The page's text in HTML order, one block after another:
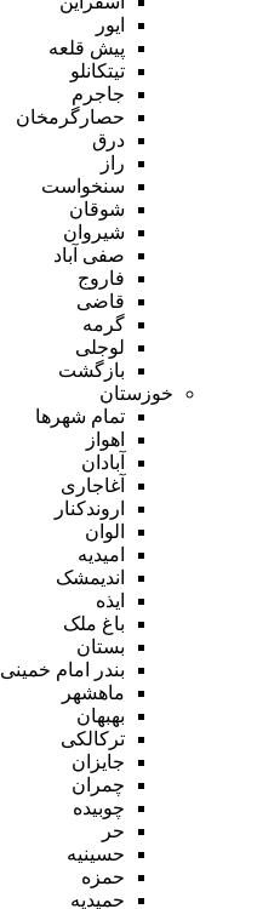
ایور
پیش قلعه
تیتکانلو
جاجرم
حصارگرمخان
درق
راز
سنخواست
شوقان
شیروان
صفی آباد
فاروج
قاضی
گرمه
لوجلی
بازگشت
خوزستان
تمام شهر‌ها
اهواز
آبادان
آغاجاری
اروندکنار
الوان
امیدیه
اندیمشک
ایذه
باغ ملک
بستان
بندر امام خمینی
ماهشهر
بهبهان
ترکالکی
جایزان
چمران
چوبیده
حر
حسینیه
حمزه
حمیدیه